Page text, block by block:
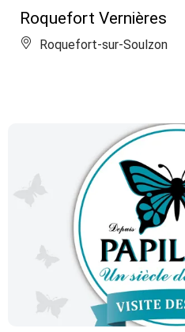
Roquefort Vernières
Roquefort-sur-Soulzon